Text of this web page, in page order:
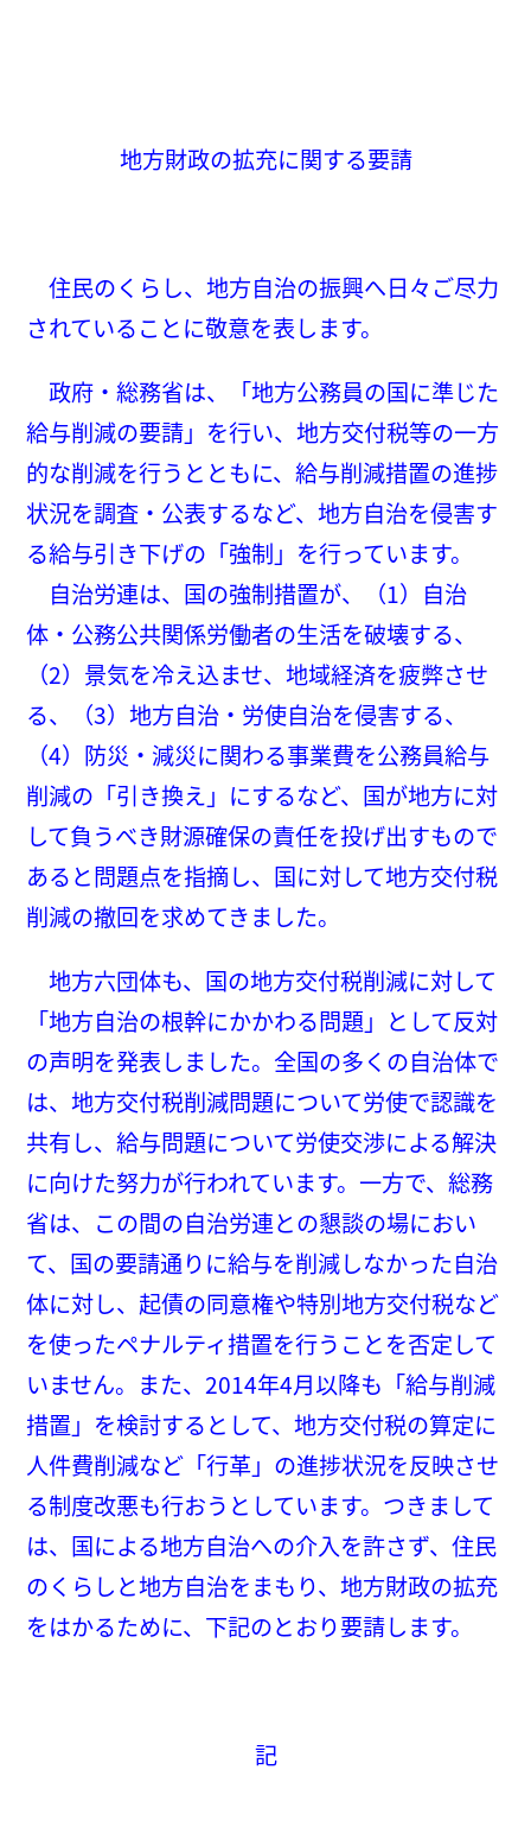
地方財政の拡充に関する要請
住民のくらし、地方自治の振興へ日々ご尽力
されていることに敬意を表します。
政府・総務省は、「地方公務員の国に準じた
給与削減の要請」を行い、地方交付税等の一方
的な削減を行うとともに、給与削減措置の進捗
状況を調査・公表するなど、地方自治を侵害す
る給与引き下げの「強制」を行っています。
自治労連は、国の強制措置が、（1）自治
体・公務公共関係労働者の生活を破壊する、
（2）景気を冷え込ませ、地域経済を疲弊させ
る、（3）地方自治・労使自治を侵害する、
（4）防災・減災に関わる事業費を公務員給与
削減の「引き換え」にするなど、国が地方に対
して負うべき財源確保の責任を投げ出すもので
あると問題点を指摘し、国に対して地方交付税
削減の撤回を求めてきました。
地方六団体も、国の地方交付税削減に対して
「地方自治の根幹にかかわる問題」として反対
の声明を発表しました。全国の多くの自治体で
は、地方交付税削減問題について労使で認識を
共有し、給与問題について労使交渉による解決
に向けた努力が行われています。一方で、総務
省は、この間の自治労連との懇談の場におい
て、国の要請通りに給与を削減しなかった自治
体に対し、起債の同意権や特別地方交付税など
を使ったペナルティ措置を行うことを否定して
いません。また、2014年4月以降も「給与削減
措置」を検討するとして、地方交付税の算定に
人件費削減など「行革」の進捗状況を反映させ
る制度改悪も行おうとしています。つきまして
は、国による地方自治への介入を許さず、住民
のくらしと地方自治をまもり、地方財政の拡充
をはかるために、下記のとおり要請します。
記